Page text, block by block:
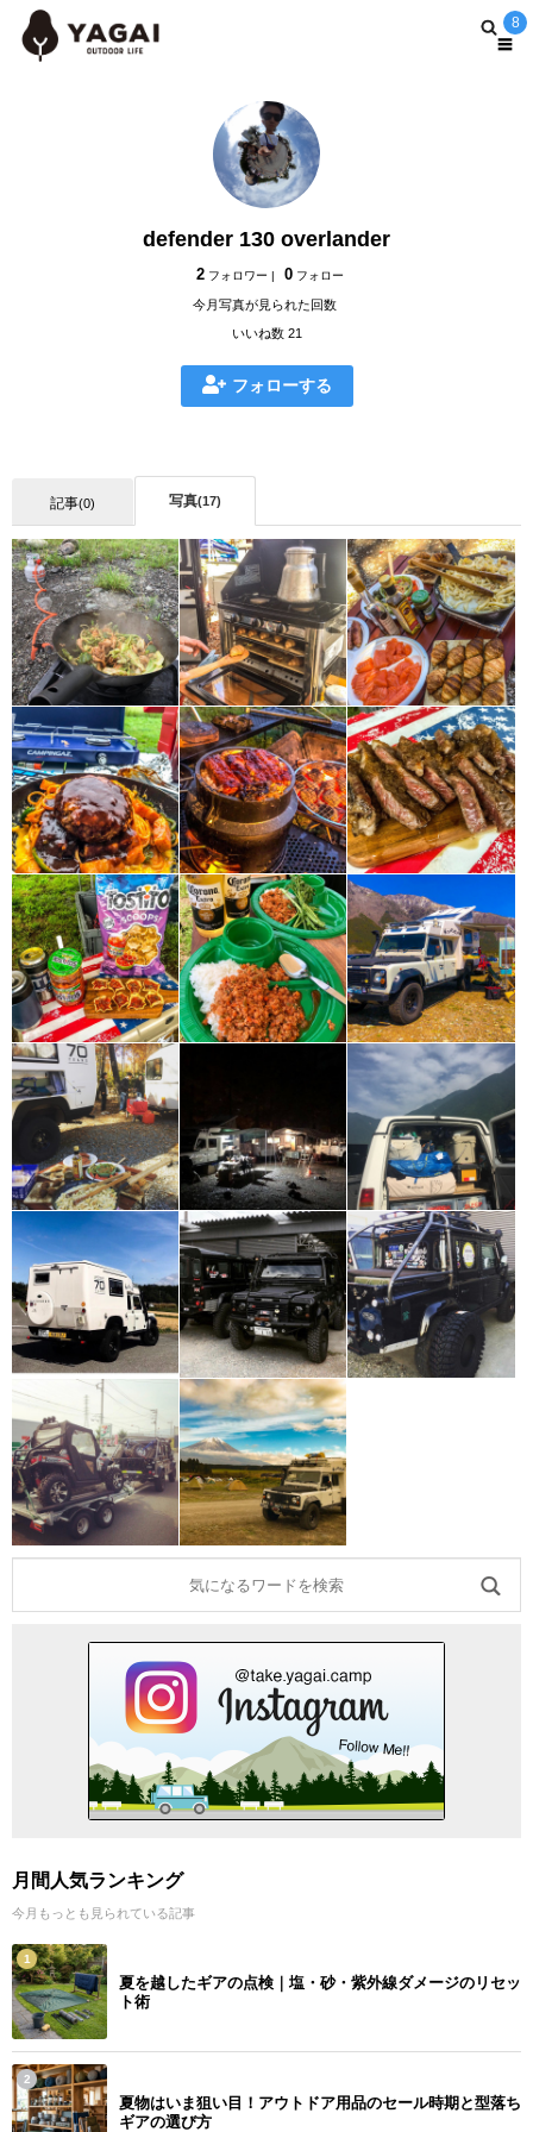
8
defender 130 overlander
2フォロワー | 0フォロー
今月写真が見られた回数
いいね数 21
フォローする
記事(0) 写真(17)
月間人気ランキング
今月もっとも見られている記事
1
夏を越したギアの点検｜塩・砂・紫外線ダメージのリセッ
ト術
2
夏物はいま狙い目！アウトドア用品のセール時期と型落ち
ギアの選び方